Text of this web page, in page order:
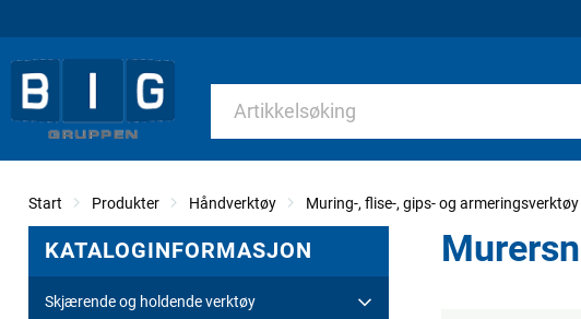
Start Produkter Håndverktøy Muring-, flise-, gips- og armeringsverktøy
KATALOGINFORMASJON
Skjærende og holdende verktøy